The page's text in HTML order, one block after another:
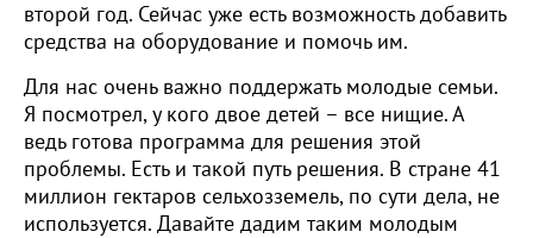
второй год. Сейчас уже есть возможность добавить
средства на оборудование и помочь им.
Для нас очень важно поддержать молодые семьи.
Я посмотрел, у кого двое детей – все нищие. А
ведь готова программа для решения этой
проблемы. Есть и такой путь решения. В стране 41
миллион гектаров сельхозземель, по сути дела, не
используется. Давайте дадим таким молодым